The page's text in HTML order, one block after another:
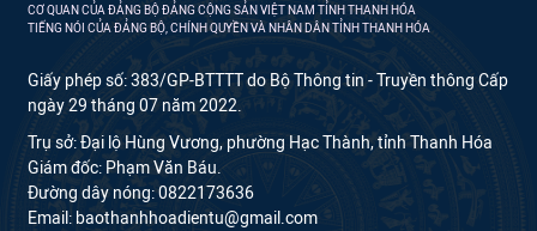
CƠ QUAN CỦA ĐẢNG BỘ ĐẢNG CỘNG SẢN VIỆT NAM TỈNH THANH HÓA
TIẾNG NÓI CỦA ĐẢNG BỘ, CHÍNH QUYỀN VÀ NHÂN DÂN TỈNH THANH HÓA
Giấy phép số: 383/GP-BTTTT do Bộ Thông tin - Truyền thông Cấp
ngày 29 tháng 07 năm 2022.
Trụ sở: Đại lộ Hùng Vương, phường Hạc Thành, tỉnh Thanh Hóa
Giám đốc: Phạm Văn Báu.
Đường dây nóng: 0822173636
Email: baothanhhoadientu@gmail.com